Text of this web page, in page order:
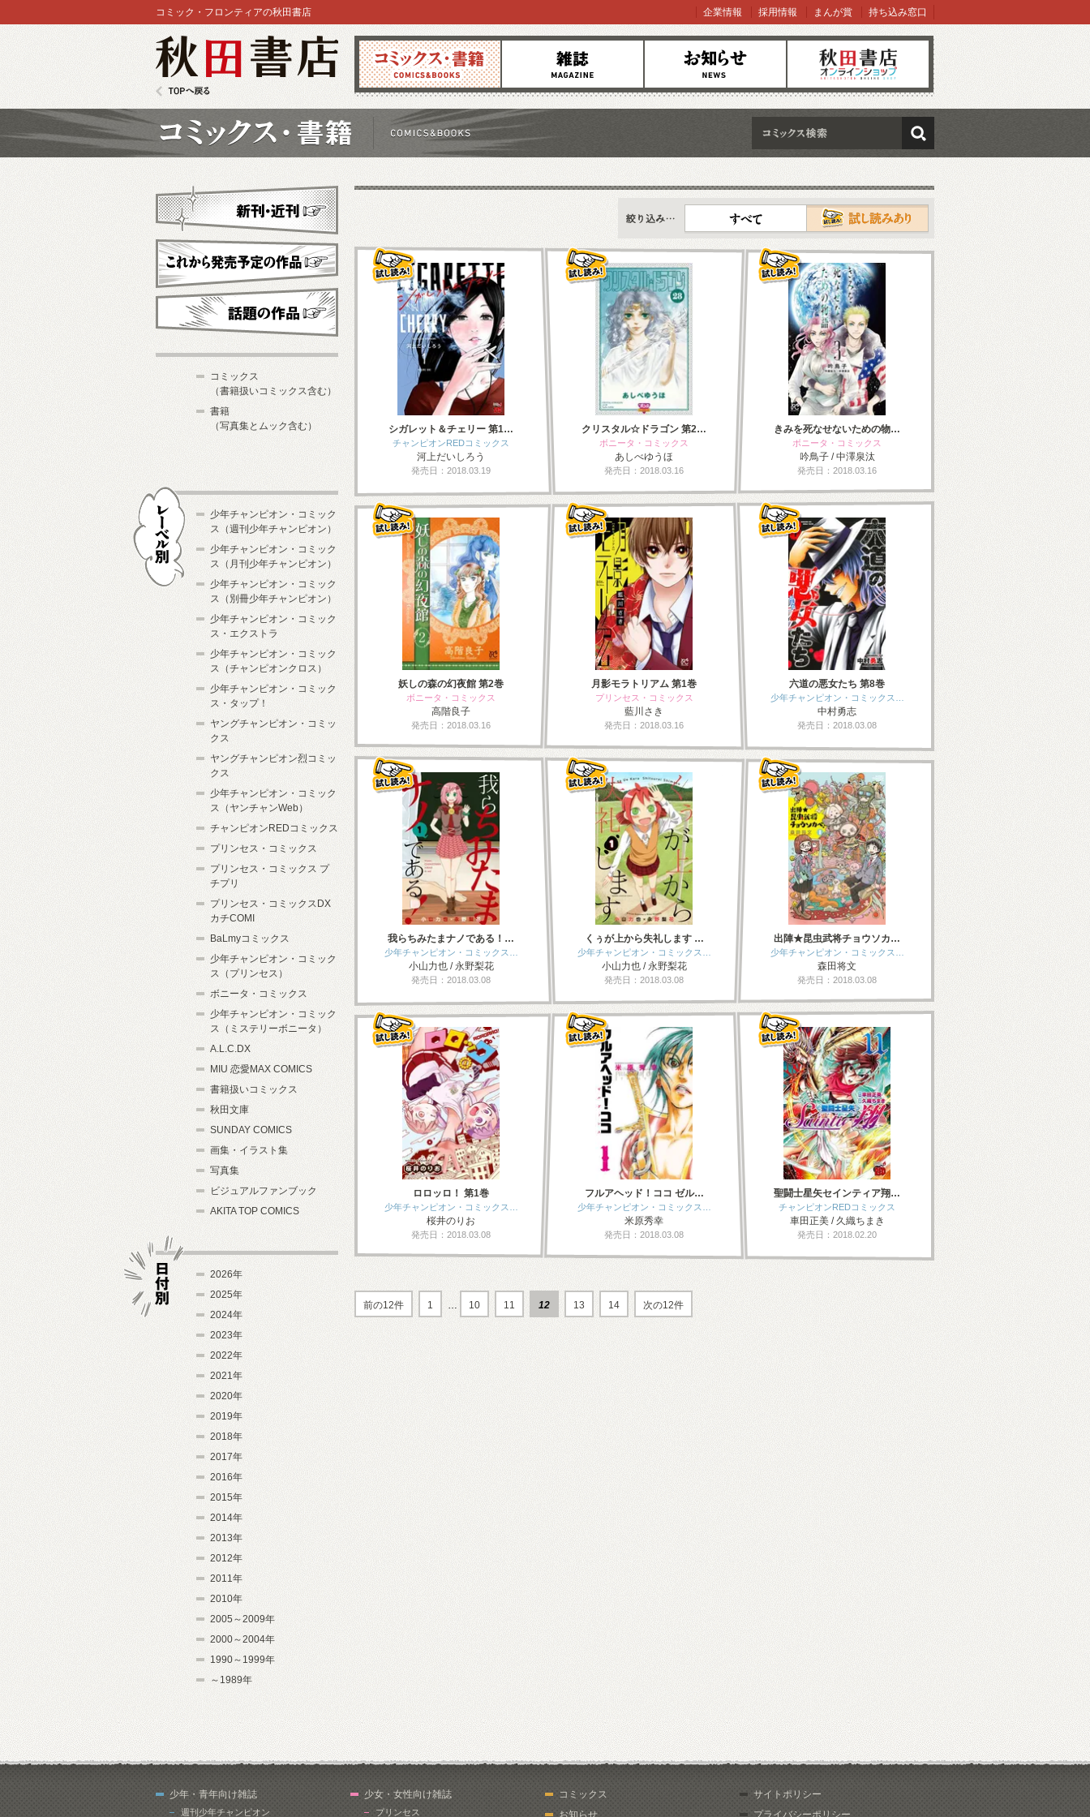
コミックス 雑誌 お知らせ オンラインショップ
コミック・フロンティアの秋田書店 企業情報 採用情報 まんが賞 持ち込み窓口
検索
新刊情報
すべて
シガレット＆チェリー 第1…
チャンピオンREDコミックス
河上だいしろう
発売日：2018.03.19
クリスタル☆ドラゴン 第2…
ボニータ・コミックス
あしべゆうほ
発売日：2018.03.16
きみを死なせないための物…
ボニータ・コミックス
吟鳥子 / 中澤泉汰
発売日：2018.03.16
妖しの森の幻夜館 第2巻
ボニータ・コミックス
高階良子
発売日：2018.03.16
月影モラトリアム 第1巻
プリンセス・コミックス
藍川さき
発売日：2018.03.16
六道の悪女たち 第8巻
少年チャンピオン・コミックス…
中村勇志
発売日：2018.03.08
我らちみたまナノである！…
少年チャンピオン・コミックス…
小山力也 / 永野梨花
発売日：2018.03.08
くぅが上から失礼します …
少年チャンピオン・コミックス…
小山力也 / 永野梨花
発売日：2018.03.08
出陣★昆虫武将チョウソカ…
少年チャンピオン・コミックス…
森田将文
発売日：2018.03.08
ロロッロ！ 第1巻
少年チャンピオン・コミックス…
桜井のりお
発売日：2018.03.08
フルアヘッド！ココ ゼル…
少年チャンピオン・コミックス…
米原秀幸
発売日：2018.03.08
聖闘士星矢セインティア翔…
チャンピオンREDコミックス
車田正美 / 久織ちまき
発売日：2018.02.20
前の12件 1 … 10 11 12 13 14 次の12件
新刊・近刊
これから発売予定
コミックス
（書籍扱いコミックス含む）
書籍
（写真集とムック含む）
少年チャンピオン・コミック
ス（週刊少年チャンピオン）
少年チャンピオン・コミック
ス（月刊少年チャンピオン）
少年チャンピオン・コミック
ス（別冊少年チャンピオン）
少年チャンピオン・コミック
ス・エクストラ
少年チャンピオン・コミック
ス（チャンピオンクロス）
少年チャンピオン・コミック
ス・タップ！
ヤングチャンピオン・コミッ
クス
ヤングチャンピオン烈コミッ
クス
少年チャンピオン・コミック
ス（ヤンチャンWeb）
チャンピオンREDコミックス
プリンセス・コミックス
プリンセス・コミックス プ
チプリ
プリンセス・コミックスDX
カチCOMI
BaLmyコミックス
少年チャンピオン・コミック
ス（プリンセス）
ボニータ・コミックス
少年チャンピオン・コミック
ス（ミステリーボニータ）
A.L.C.DX
MIU 恋愛MAX COMICS
書籍扱いコミックス
秋田文庫
SUNDAY COMICS
画集・イラスト集
写真集
ビジュアルファンブック
AKITA TOP COMICS
2026年
2025年
2024年
2023年
2022年
2021年
2020年
2019年
2018年
2017年
2016年
2015年
2014年
2013年
2012年
2011年
2010年
2005～2009年
2000～2004年
1990～1999年
～1989年
少年・青年向け雑誌
週刊少年チャンピオン
少女・女性向け雑誌
プリンセス
コミックス
お知らせ
サイトポリシー
プライバシーポリシー